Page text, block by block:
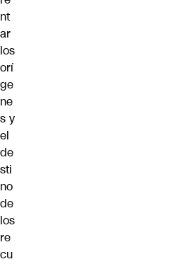
nt
ar
los
orí
ge
ne
s y
el
de
sti
no
de
los
re
cu